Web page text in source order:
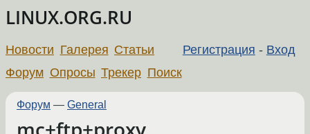
LINUX.ORG.RU
Регистрация - Вход
Новости Галерея Статьи
Форум Опросы Трекер Поиск
Форум — General